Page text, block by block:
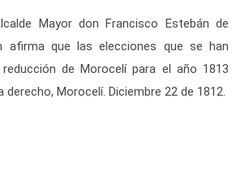
Mayor don Francisco Estebán de
afirma que las elecciones que se han
de Morocelí para el año 1813
Morocelí. Diciembre 22 de 1812.